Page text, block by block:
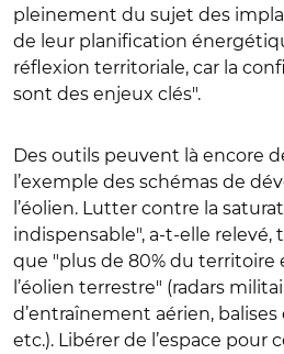
pleinement du sujet des
de leur planification
réflexion territoriale, car la
sont des enjeux clés".
Des outils peuvent là encore
l’exemple des schémas de
l’éolien. Lutter contre la
indispensable", a-t-elle
que "plus de 80% du territoire
l’éolien terrestre" (radars
d’entraînement aérien,
etc.). Libérer de l’espace pour